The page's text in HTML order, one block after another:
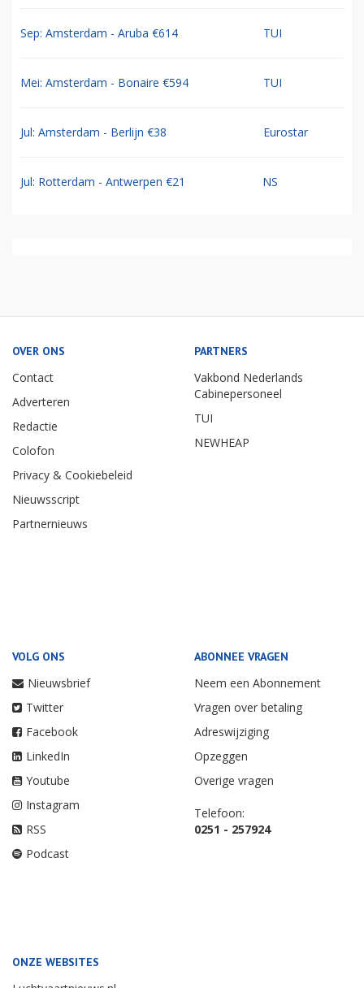
Sep: Amsterdam - Aruba €614 TUI
Mei: Amsterdam - Bonaire €594 TUI
Jul: Amsterdam - Berlijn €38 Eurostar
Jul: Rotterdam - Antwerpen €21 NS
OVER ONS
Contact
Adverteren
Redactie
Colofon
Privacy & Cookiebeleid
Nieuwsscript
Partnernieuws
PARTNERS
Vakbond Nederlands
Cabinepersoneel
TUI
NEWHEAP
VOLG ONS
Nieuwsbrief
Twitter
Facebook
LinkedIn
Youtube
Instagram
RSS
Podcast
ABONNEE VRAGEN
Neem een Abonnement
Vragen over betaling
Adreswijziging
Opzeggen
Overige vragen
Telefoon:
0251 - 257924
ONZE WEBSITES